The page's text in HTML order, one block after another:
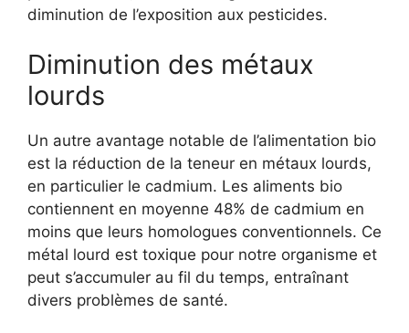
diminution de l’exposition aux pesticides.
Diminution des métaux
lourds
Un autre avantage notable de l’alimentation bio
est la réduction de la teneur en métaux lourds,
en particulier le cadmium. Les aliments bio
contiennent en moyenne 48% de cadmium en
moins que leurs homologues conventionnels. Ce
métal lourd est toxique pour notre organisme et
peut s’accumuler au fil du temps, entraînant
divers problèmes de santé.